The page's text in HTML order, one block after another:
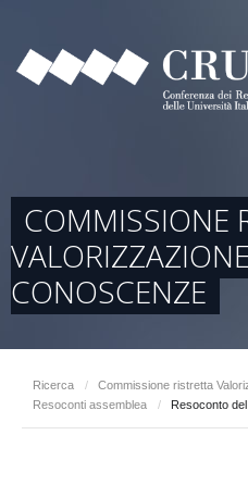
COMMISSIONE
CONOSCENZE
Ricerca / Commissione ristretta
Resoconti assemblea
/ Resoconto